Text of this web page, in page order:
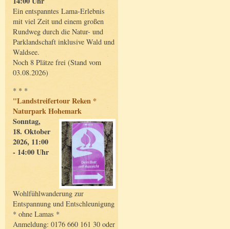
Ein entspanntes Lama-Erlebnis
mit viel Zeit und einem großen
Rundweg durch die Natur- und
Parklandschaft inklusive Wald und
Waldsee.
Noch 8 Plätze frei (Stand vom
03.08.2026)
* * *
"Landstreifertour Reken *
Naturpark Hohemark
Sonntag,
18. Oktober
2026, 11:00
- 14:00 Uhr
Wohlfühlwanderung zur
Entspannung und Entschleunigung
* ohne Lamas *
Anmeldung: 0176 660 161 30 oder